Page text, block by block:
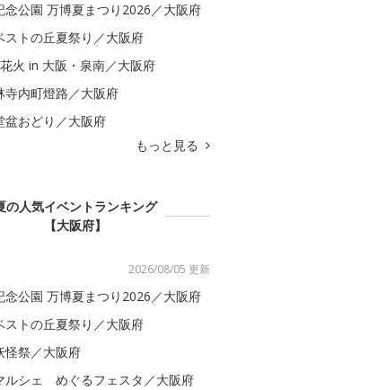
念公園 万博夏まつり2026／大阪府
ストの丘夏祭り／大阪府
火 in 大阪・泉南／大阪府
寺内町燈路／大阪府
盆おどり／大阪府
もっと見る
の人気イベントランキング
【大阪府】
2026/08/05 更新
念公園 万博夏まつり2026／大阪府
ストの丘夏祭り／大阪府
怪祭／大阪府
ルシェ めぐるフェスタ／大阪府